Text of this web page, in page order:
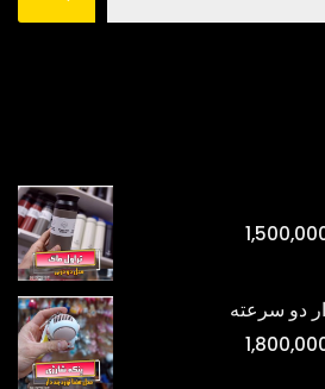
صفحه
محدوده
دو سرعته
محدوده